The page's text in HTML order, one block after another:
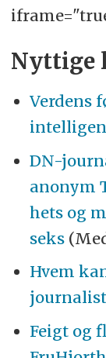
Nyttige
Verdens
DN-
anonym
hets og
seks
Hvem
Feigt og